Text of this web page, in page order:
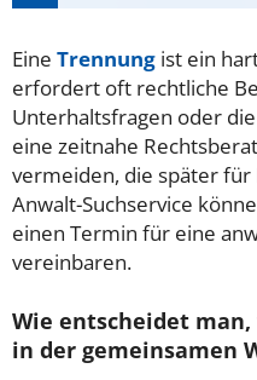
Eine Trennung ist ein
erfordert oft rechtliche
Unterhaltsfragen oder
eine zeitnahe
vermeiden, die später
Anwalt-Suchservice
einen Termin für eine
vereinbaren.
Wie entscheidet
in der gemeinsamen